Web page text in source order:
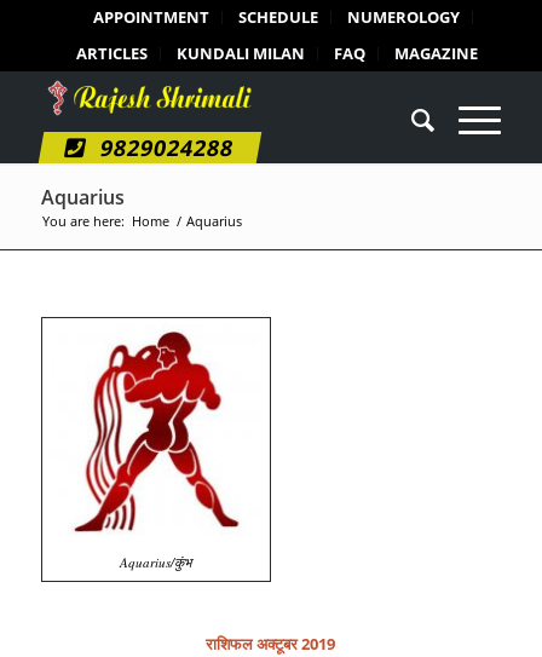
APPOINTMENT SCHEDULE
NUMEROLOGY
ARTICLES
KUNDALI MILAN FAQ MAGAZINE
9829024288
Aquarius
You are here: Home / Aquarius
Aquarius/कुंभ
राशिफल अक्टूबर 2019